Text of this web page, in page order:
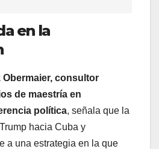
en la
Obermaier, consultor
de maestría en
política, señala que la
hacia Cuba y
a una estrategia en la que